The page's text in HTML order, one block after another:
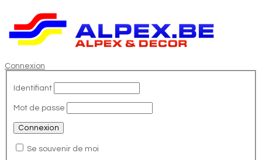
Connexion
Identifiant
Mot de passe
Se souvenir de moi